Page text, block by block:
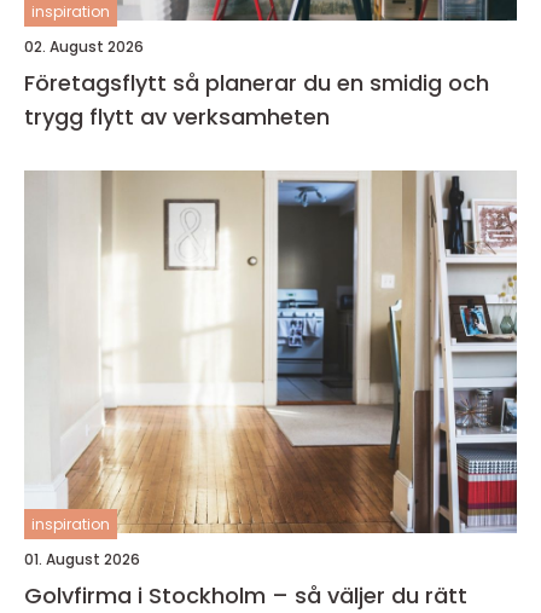
inspiration
02. August 2026
Företagsflytt så planerar du en smidig och
trygg flytt av verksamheten
inspiration
01. August 2026
Golvfirma i Stockholm – så väljer du rätt